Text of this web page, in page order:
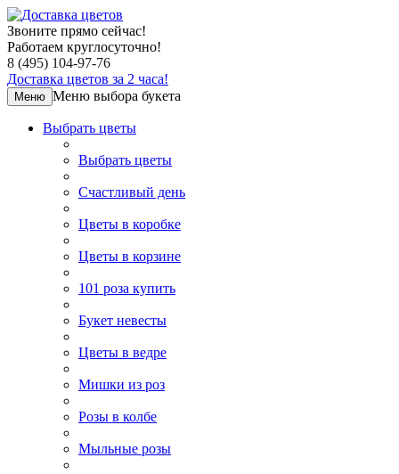
Звоните прямо сейчас!
Работаем круглосуточно!
8 (495) 104-97-76
Доставка цветов за 2 часа!
Меню Меню выбора букета
Выбрать цветы
Выбрать цветы
Счастливый день
Цветы в коробке
Цветы в корзине
101 роза купить
Букет невесты
Цветы в ведре
Мишки из роз
Розы в колбе
Мыльные розы